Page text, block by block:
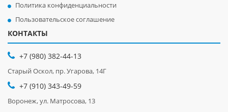
Политика конфиденциальности
Пользовательское соглашение
КОНТАКТЫ
+7 (980) 382-44-13
Старый Оскол, пр. Угарова, 14Г
+7 (910) 343-49-59
Воронеж, ул. Матросова, 13